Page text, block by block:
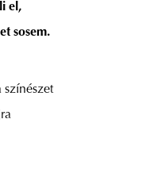
el,
sosem.
színészet